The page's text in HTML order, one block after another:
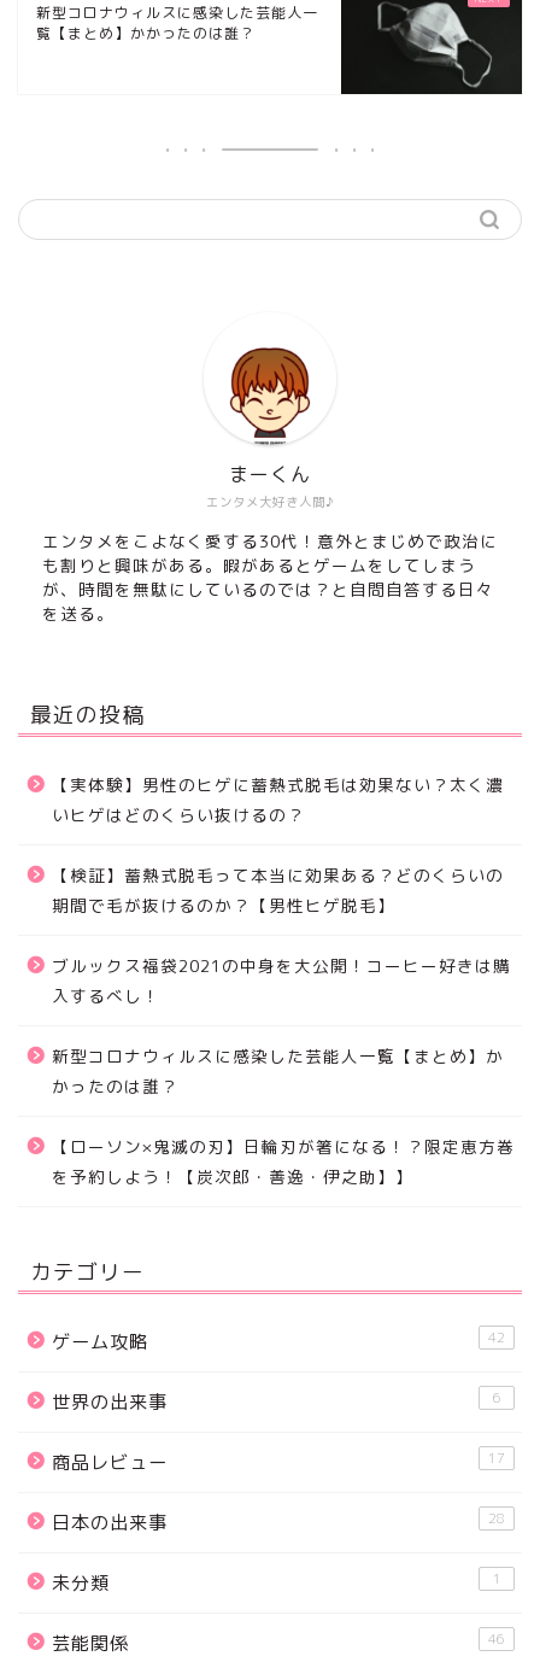
新型コロナウィルスに感染した芸能人一
覧【まとめ】かかったのは誰？
エンタメ大好き人間♪
まーくん
エンタメをこよなく愛する30代！意外とまじめで政治に
も割りと興味がある。暇があるとゲームをしてしまう
が、時間を無駄にしているのでは？と自問自答する日々
を送る。
最近の投稿
【実体験】男性のヒゲに蓄熱式脱毛は効果ない？太く濃
いヒゲはどのくらい抜けるの？
【検証】蓄熱式脱毛って本当に効果ある？どのくらいの
期間で毛が抜けるのか？【男性ヒゲ脱毛】
ブルックス福袋2021の中身を大公開！コーヒー好きは購
入するべし！
新型コロナウィルスに感染した芸能人一覧【まとめ】か
かったのは誰？
【ローソン×鬼滅の刃】日輪刃が箸になる！？限定恵方巻
を予約しよう！【炭次郎・善逸・伊之助】】
カテゴリー
ゲーム攻略 42
世界の出来事 6
商品レビュー 17
日本の出来事 28
未分類 1
芸能関係 46